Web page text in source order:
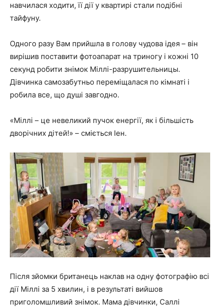
навчилася ходити, її дії у квартирі стали подібні
тайфуну.
Одного разу Вам прийшла в голову чудова ідея – він
вирішив поставити фотоапарат на триногу і кожні 10
секунд робити знімок Міллі-разрушительницы.
Дівчинка самозабутньо переміщалася по кімнаті і
робила все, що душі завгодно.
«Міллі – це невеликий пучок енергії, як і більшість
дворічних дітей!» – сміється Іен.
Після зйомки британець наклав на одну фотографію всі
дії Міллі за 5 хвилин, і в результаті вийшов
приголомшливий знімок. Мама дівчинки, Саллі